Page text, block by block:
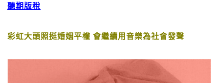
聽期版稅
彩虹大頭照挺婚姻平權 會繼續用音樂為社會發聲